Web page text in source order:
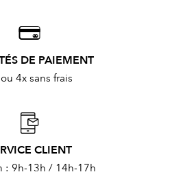
DE PAIEMENT
4x sans frais
CLIENT
: 9h-13h / 14h-17h